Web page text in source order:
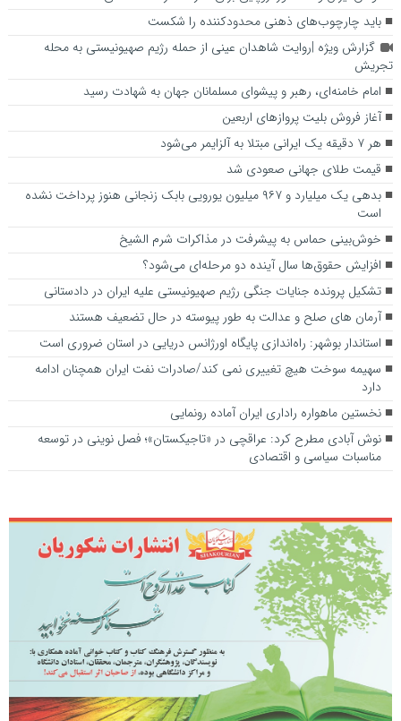
باید چارچوب‌های ذهنی محدودکننده را شکست
گزارش ویژه |روایت شاهدان عینی از حمله رژیم صهیونیستی به محله
تجریش
امام خامنه‌ای، رهبر و پیشوای مسلمانان جهان به شهادت رسید
آغاز فروش بلیت پروازهای اربعین
هر ۷ دقیقه یک ایرانی مبتلا به آلزایمر می‌شود
قیمت طلای جهانی صعودی شد
بدهی یک میلیارد و ۹۶۷ میلیون یورویی بابک زنجانی هنوز پرداخت نشده
است
خوش‌بینی حماس به پیشرفت در مذاکرات شرم الشیخ
افزایش حقوق‌ها سال آینده دو مرحله‌ای می‌شود؟
تشکیل پرونده جنایات جنگی رژیم صهیونیستی علیه ایران در دادستانی
آرمان های صلح و عدالت به طور پیوسته در حال تضعیف هستند
استاندار بوشهر: راه‌اندازی پایگاه اورژانس دریایی در استان ضروری است
سهیمه سوخت هیچ تغییری نمی کند/صادرات نفت ایران همچنان ادامه
دارد
نخستین ماهواره راداری ایران آماده رونمایی
نوش آبادی مطرح کرد: عراقچی در «تاجیکستان»؛ فصل نوینی در توسعه
مناسبات سیاسی و اقتصادی